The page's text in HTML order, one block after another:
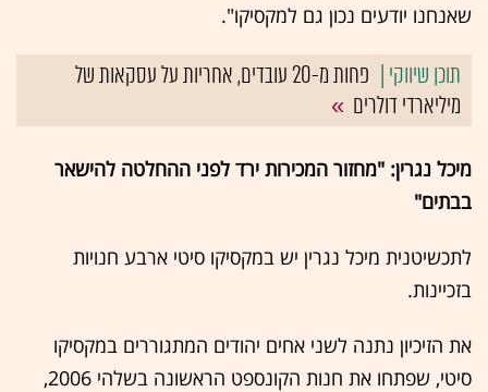
שאנחנו יודעים נכון גם למקסיקו".
פחות מ-20 עובדים, אחריות על עסקאות של
מיליארדי דולרים
מיכל נגרין: "מחזור המכירות ירד לפני ההחלטה להישאר
בבתים"
לתכשיטנית מיכל נגרין יש במקסיקו סיטי ארבע חנויות
בזכיינות.
את הזיכיון נתנה לשני אחים יהודים המתגוררים במקסיקו
סיטי, שפתחו את חנות הקונספט הראשונה בשלהי 2006,